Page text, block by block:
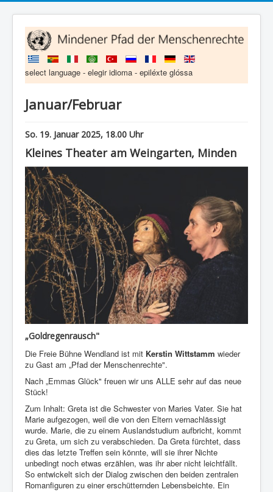
select language - elegir idioma - epiléxte glóssa
Januar/Februar
So. 19. Januar 2025, 18.00 Uhr
Kleines Theater am Weingarten, Minden
„Goldregenrausch"
Die Freie Bühne Wendland ist mit Kerstin Wittstamm wieder
zu Gast am „Pfad der Menschenrechte".
Nach „Emmas Glück" freuen wir uns ALLE sehr auf das neue
Stück!
Zum Inhalt: Greta ist die Schwester von Maries Vater. Sie hat
Marie aufgezogen, weil die von den Eltern vernachlässigt
wurde. Marie, die zu einem Auslandstudium aufbricht, kommt
zu Greta, um sich zu verabschieden. Da Greta fürchtet, dass
dies das letzte Treffen sein könnte, will sie ihrer Nichte
unbedingt noch etwas erzählen, was ihr aber nicht leichtfällt.
So entwickelt sich der Dialog zwischen den beiden zentralen
Romanfiguren zu einer erschütternden Lebensbeichte. Ein